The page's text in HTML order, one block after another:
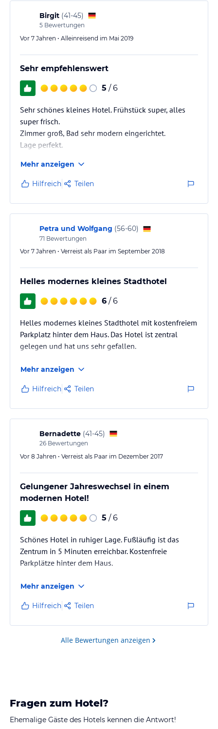
Birgit (41-45)
5 Bewertungen
Vor 7 Jahren • Alleinreisend im Mai 2019
Sehr empfehlenswert
5 / 6
Sehr schönes kleines Hotel. Frühstück super, alles
super frisch.
Zimmer groß, Bad sehr modern eingerichtet.
Lage perfekt.
Mehr anzeigen
Hilfreich Teilen
Petra und Wolfgang (56-60)
71 Bewertungen
Vor 7 Jahren • Verreist als Paar im September 2018
Helles modernes kleines Stadthotel
6 / 6
Helles modernes kleines Stadthotel mit kostenfreiem
Parkplatz hinter dem Haus. Das Hotel ist zentral
gelegen und hat uns sehr gefallen.
Mehr anzeigen
Hilfreich Teilen
Bernadette (41-45)
26 Bewertungen
Vor 8 Jahren • Verreist als Paar im Dezember 2017
Gelungener Jahreswechsel in einem
modernen Hotel!
5 / 6
Schönes Hotel in ruhiger Lage. Fußläufig ist das
Zentrum in 5 Minuten erreichbar. Kostenfreie
Parkplätze hinter dem Haus.
Mehr anzeigen
Hilfreich Teilen
Alle Bewertungen anzeigen
Fragen zum Hotel?
Ehemalige Gäste des Hotels kennen die Antwort!